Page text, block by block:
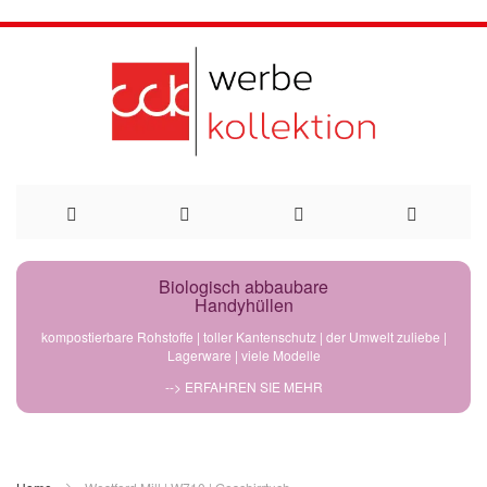
Direkt
Biologisch abbaubare
Handyhüllen
kompostierbare Rohstoffe | toller Kantenschutz | der Umwelt zuliebe |
Lagerware | viele Modelle
--> ERFAHREN SIE MEHR